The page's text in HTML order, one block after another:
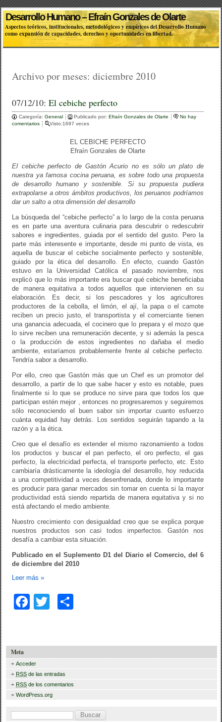
Desarrollo Humano – Efraín Gonzales de Olarte
Aspectos teóricos, institucionales, metodológicos y empíricos del Desarrollo Humano
como expansión de capacidades, derechos y oportunidades en libertad.
Archivo por meses:diciembre 2010
07/12/10:El cebiche perfecto
Categoría:General Publicado por:Efraín Gonzales de Olarte
No hay
comentarios
Visto:1697 veces
EL CEBICHE PERFECTO
Efraín Gonzales de Olarte
El cebiche perfecto de Gastón Acurio no es sólo un plato de
nuestra ya famosa cocina peruana, es sobre todo una propuesta
de desarrollo humano y sostenible. Si su propuesta pudiera
extrapolarse a otros ámbitos productivos, los peruanos podríamos
dar un salto a otra dimensión del desarrollo
La búsqueda del “cebiche perfecto” a lo largo de la costa peruana
es en parte una aventura culinaria para descubrir o redescubrir
sabores e ingredientes, guiada por el sentido del gusto. Pero la
parte más interesente e importante, desde mi punto de vista, es
aquella de buscar el cebiche socialmente perfecto y sostenible,
guiado por la ética del desarrollo. En efecto, cuando Gastón
estuvo en la Universidad Católica el pasado noviembre, nos
explicó que lo más importante era buscar qué cebiche beneficiaba
de manera equitativa a todos aquellos que intervienen en su
elaboración. Es decir, si los pescadores y los agricultores
productores de la cebolla, el limón, el ají, la papa o el camote
reciben un precio justo, el transportista y el comerciante tienen
una ganancia adecuada, el cocinero que lo prepara y el mozo que
lo sirve reciben una remuneración decente, y si además la pesca
o la producción de estos ingredientes no dañaba el medio
ambiente, estaríamos probablemente frente al cebiche perfecto.
Tendría sabor a desarrollo.
Por ello, creo que Gastón más que un Chef es un promotor del
desarrollo, a partir de lo que sabe hacer y esto es notable, pues
finalmente si lo que se produce no sirve para que todos los que
participan estén mejor , entonces no progresaremos y seguiremos
sólo reconociendo el buen sabor sin importar cuanto esfuerzo
cuánta equidad hay detrás. Los sentidos seguirán tapando a la
razón y a la ética.
Creo que el desafío es extender el mismo razonamiento a todos
los productos y buscar el pan perfecto, el oro perfecto, el gas
perfecto, la electricidad perfecta, el transporte perfecto, etc. Esto
cambiaría drásticamente la ideología del desarrollo, hoy reducida
a una competitividad a veces desenfrenada, donde lo importante
es producir para ganar mercados sin tomar en cuenta si la mayor
productividad está siendo repartida de manera equitativa y si no
está afectando el medio ambiente.
Nuestro crecimiento con desigualdad creo que se explica porque
nuestros productos son casi todos imperfectos. Gastón nos
desafía a cambiar esta situación.
Publicado en el Suplemento D1 del Diario el Comercio, del 6
de diciembre del 2010
Leer más»
F
e
b
o
o
k
T
er p
tir
Meta
Acceder
RSS de las entradas
RSS de los comentarios
WordPress.org
B